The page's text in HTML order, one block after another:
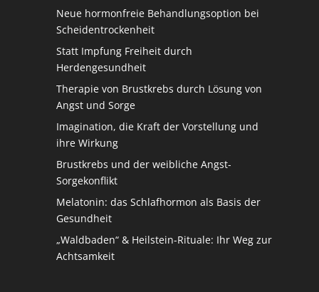
Neue hormonfreie Behandlungsoption bei
Scheidentrockenheit
Statt Impfung Freiheit durch
Herdengesundheit
Therapie von Brustkrebs durch Lösung von
Angst und Sorge
Imagination, die Kraft der Vorstellung und
ihre Wirkung
Brustkrebs und der weibliche Angst-
Sorgekonflikt
Melatonin: das Schlafhormon als Basis der
Gesundheit
„Waldbaden“ & Heilstein-Rituale: Ihr Weg zur
Achtsamkeit